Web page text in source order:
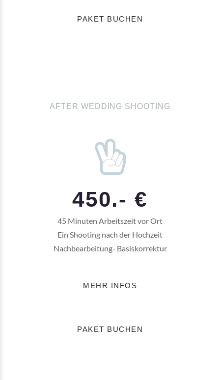
PAKET BUCHEN
AFTER WEDDING SHOOTING
450.- €
45 Minuten Arbeitszeit vor Ort
Ein Shooting nach der Hochzeit
Nachbearbeitung- Basiskorrektur
MEHR INFOS
PAKET BUCHEN